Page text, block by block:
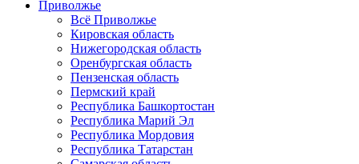
Приволжье
Всё Приволжье
Кировская область
Нижегородская область
Оренбургская область
Пензенская область
Пермский край
Республика Башкортостан
Республика Марий Эл
Республика Мордовия
Республика Татарстан